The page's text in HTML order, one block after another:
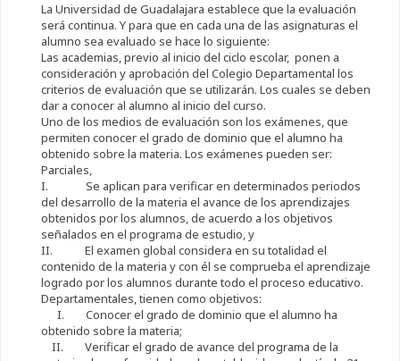
La Universidad de Guadalajara establece que la evaluación
será continua. Y para que en cada una de las asignaturas el
alumno sea evaluado se hace lo siguiente:
Las academias, previo al inicio del ciclo escolar, ponen a
consideración y aprobación del Colegio Departamental los
criterios de evaluación que se utilizarán. Los cuales se deben
dar a conocer al alumno al inicio del curso.
Uno de los medios de evaluación son los exámenes, que
permiten conocer el grado de dominio que el alumno ha
obtenido sobre la materia. Los exámenes pueden ser:
Parciales,
I. Se aplican para verificar en determinados periodos
del desarrollo de la materia el avance de los aprendizajes
obtenidos por los alumnos, de acuerdo a los objetivos
señalados en el programa de estudio, y
II. El examen global considera en su totalidad el
contenido de la materia y con él se comprueba el aprendizaje
logrado por los alumnos durante todo el proceso educativo.
Departamentales, tienen como objetivos:
I. Conocer el grado de dominio que el alumno ha
obtenido sobre la materia;
II. Verificar el grado de avance del programa de la